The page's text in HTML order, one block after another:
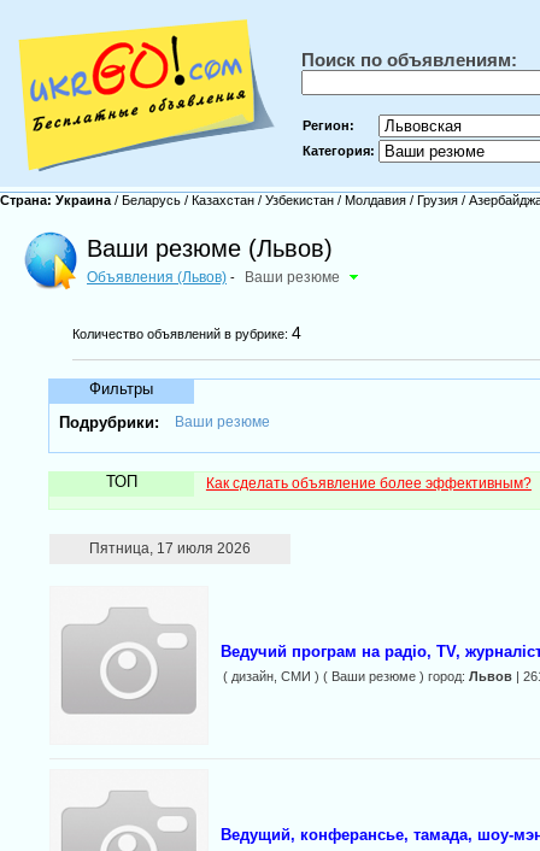
Поиск по объявлениям:
Регион:
Категория:
Страна: Украина / Беларусь / Казахстан / Узбекистан / Молдавия / Грузия /
Ваши резюме (Львов)
Объявления (Львов) - Ваши резюме
Количество объявлений в рубрике: 4
Фильтры
Подрубрики:
Ваши резюме
ТОП Как сделать объявление более эффективным?
Пятница, 17 июля 2026
Ведучий програм на радіо, TV,
( дизайн, СМИ ) ( Ваши резюме ) город: Львов|
Ведущий, конферансье, тамада, шоу-